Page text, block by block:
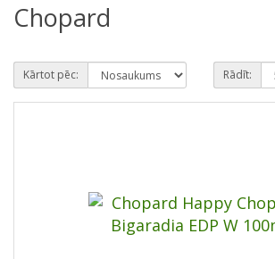
Chopard
Kārtot pēc: Rādīt: